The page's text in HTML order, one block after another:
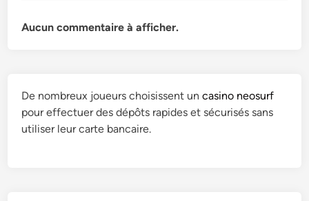
Aucun commentaire à afficher.
De nombreux joueurs choisissent uncasino neosurf
pour effectuer des dépôts rapides et sécurisés sans
utiliser leur carte bancaire.